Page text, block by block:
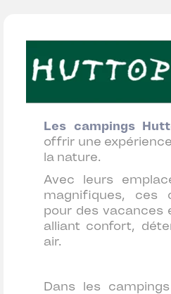
Les campings
offrir une
la nature.
Avec leurs
magnifiques, ces
pour des vacances
alliant confort,
air.
Dans les